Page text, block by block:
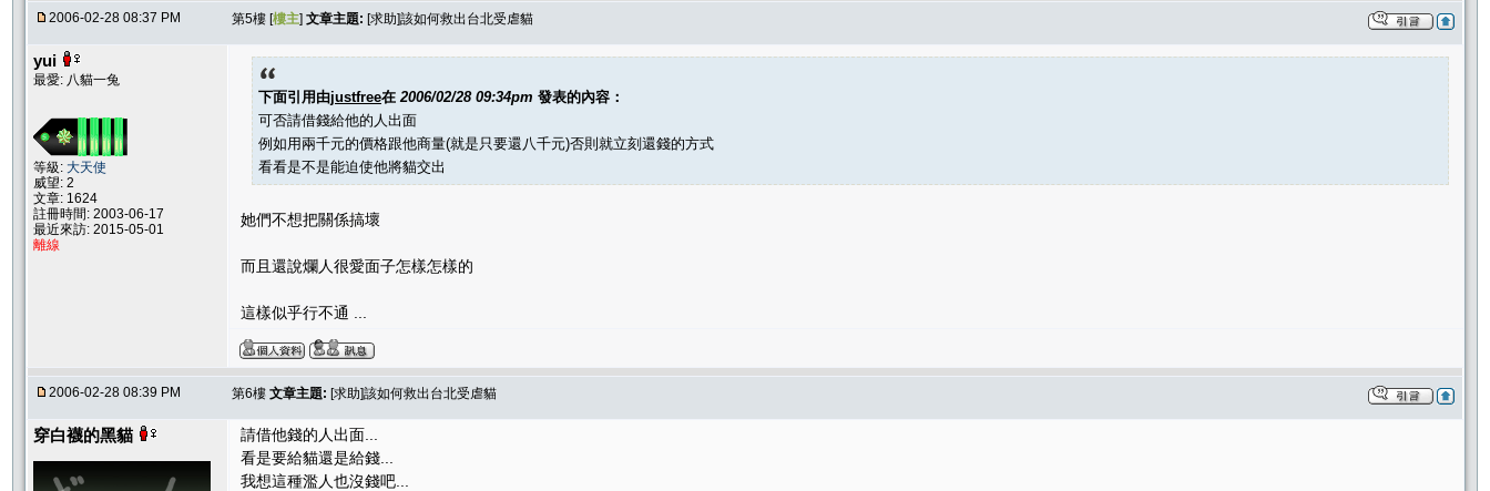
2006-02-28 08:37 PM 第5樓 [樓主] 文章主題: [求助]該如何救出台北受虐貓
yui
最愛: 八貓一兔
等級: 大天使
威望: 2
文章: 1624
註冊時間: 2003-06-17
最近來訪: 2015-05-01
離線
下面引用由justfree在 2006/02/28 09:34pm 發表的內容：
可否請借錢給他的人出面
例如用兩千元的價格跟他商量(就是只要還八千元)否則就立刻還錢的方式
看看是不是能迫使他將貓交出
她們不想把關係搞壞
而且還說爛人很愛面子怎樣怎樣的
這樣似乎行不通 ...
2006-02-28 08:39 PM 第6樓 文章主題: [求助]該如何救出台北受虐貓
穿白襪的黑貓
請借他錢的人出面...
看是要給貓還是給錢...
我想這種濫人也沒錢吧...